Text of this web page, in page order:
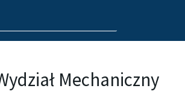
Mechaniczny